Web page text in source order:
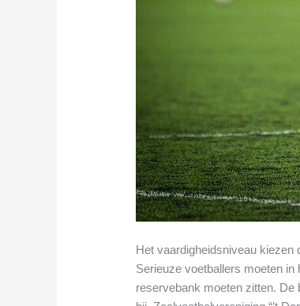
Het vaardigheidsniveau kiezen
Serieuze voetballers moeten
reservebank moeten zitten.